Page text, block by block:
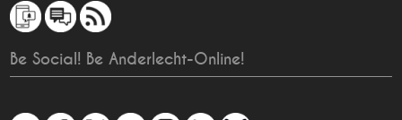
Be Social! Be Anderlecht-Online!